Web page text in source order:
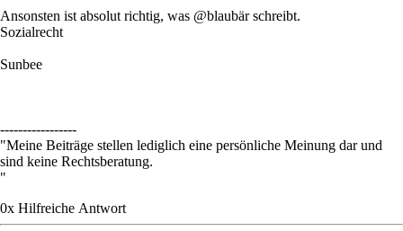
Ansonsten ist absolut richtig, was @blaubär schreibt.
Sozialrecht
Sunbee
-----------------
"Meine Beiträge stellen lediglich eine persönliche Meinung dar und
sind keine Rechtsberatung.
"
0x Hilfreiche Antwort